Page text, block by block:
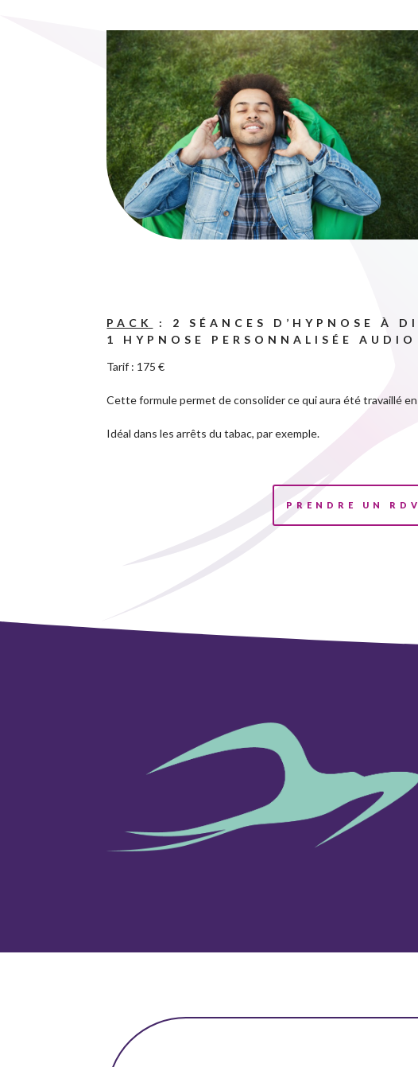
PACK : 2 SÉANCES D’ HYPNOSE À
1 HYPNOSE PERSONNALISÉE AUDIO
Tarif : 175 €
Cette formule permet de consolider ce qui aura été travaillé
Idéal dans les arrêts du tabac, par exemple.
PRENDRE UN RDV